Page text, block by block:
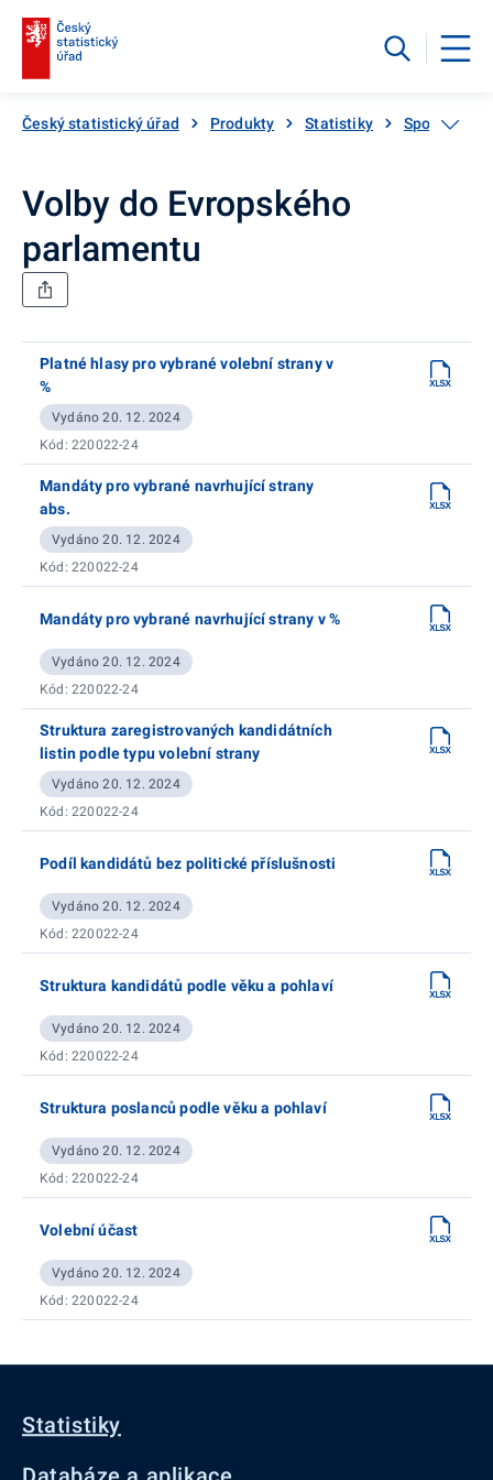
Český statistický úřad Produkty Statistiky Společnost
Volby do Evropského
parlamentu
Platné hlasy pro vybrané volební strany v
%
Vydáno 20. 12. 2024
Kód: 220022-24
Mandáty pro vybrané navrhující strany
abs.
Vydáno 20. 12. 2024
Kód: 220022-24
Mandáty pro vybrané navrhující strany v %
Vydáno 20. 12. 2024
Kód: 220022-24
Struktura zaregistrovaných kandidátních
listin podle typu volební strany
Vydáno 20. 12. 2024
Kód: 220022-24
Podíl kandidátů bez politické příslušnosti
Vydáno 20. 12. 2024
Kód: 220022-24
Struktura kandidátů podle věku a pohlaví
Vydáno 20. 12. 2024
Kód: 220022-24
Struktura poslanců podle věku a pohlaví
Vydáno 20. 12. 2024
Kód: 220022-24
Volební účast
Vydáno 20. 12. 2024
Kód: 220022-24
Statistiky